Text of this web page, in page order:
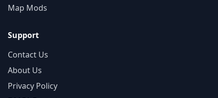
Map Mods
Support
Contact Us
About Us
Privacy Policy